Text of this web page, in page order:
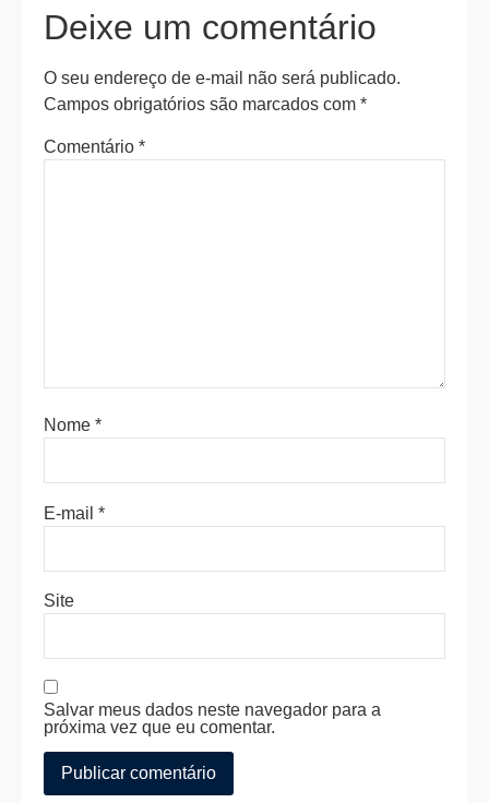
Deixe um comentário
O seu endereço de e-mail não será publicado.
Campos obrigatórios são marcados com *
Comentário *
Nome *
E-mail *
Site
Salvar meus dados neste navegador para a
próxima vez que eu comentar.